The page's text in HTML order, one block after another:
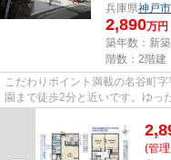
兵庫県神戸
2,890万円
築年数：新
階数：2階建
こだわりポイント満載の名谷町
園まで徒歩2分と近いです。ゆっ
(管